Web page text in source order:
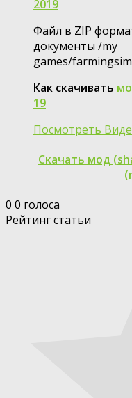
2019
Файл в ZIP
документы /my
games/
Как скачивать
19
Посмотреть
Скачать мод
0 0 голоса
Рейтинг статьи